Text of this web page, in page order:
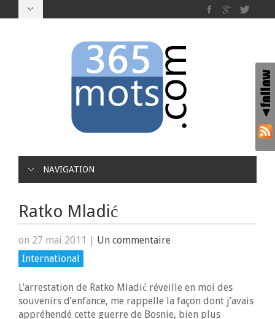
NAVIGATION
Ratko Mladić
on 27 mai 2011 | Un commentaire
International
L’arrestation de Ratko Mladić réveille en moi des
souvenirs d’enfance, me rappelle la façon dont j’avais
appréhendé cette guerre de Bosnie, bien plus